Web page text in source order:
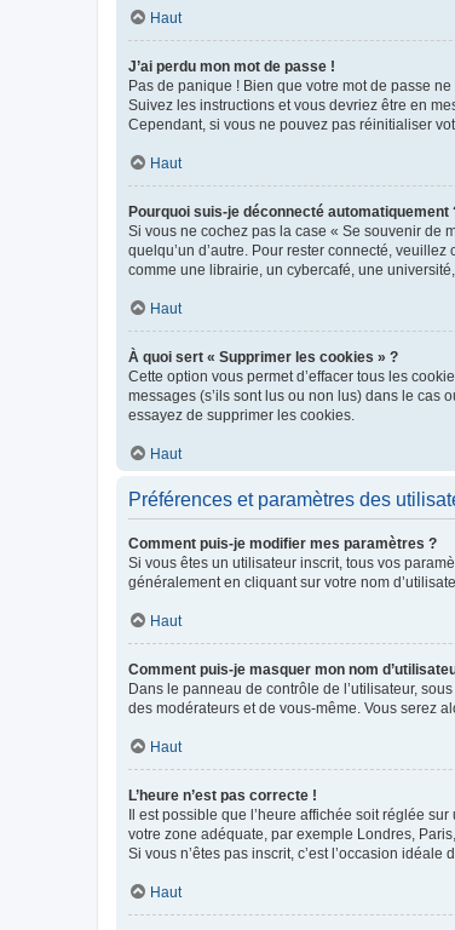
Haut
J’ai perdu mon mot de passe !
Pas de panique ! Bien que votre mot de passe
Suivez les instructions et vous devriez être en
Cependant, si vous ne pouvez pas réinitialiser
Haut
Pourquoi suis-je déconnecté automatiquement
Si vous ne cochez pas la case « Se souvenir de
quelqu’un d’autre. Pour rester connecté,
comme une librairie, un cybercafé, une
Haut
À quoi sert « Supprimer les cookies » ?
Cette option vous permet d’effacer tous les
messages (s’ils sont lus ou non lus) dans le cas
essayez de supprimer les cookies.
Haut
Préférences et paramètres des
Comment puis-je modifier mes paramètres ?
Si vous êtes un utilisateur inscrit, tous vos
généralement en cliquant sur votre nom
Haut
Comment puis-je masquer mon nom
Dans le panneau de contrôle de l’utilisateur,
des modérateurs et de vous-même. Vous serez
Haut
L’heure n’est pas correcte !
Il est possible que l’heure affichée soit réglée
votre zone adéquate, par exemple Londres,
Si vous n’êtes pas inscrit, c’est l’occasion idéale
Haut